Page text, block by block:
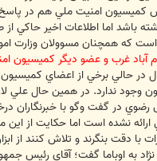
کميسيون امنيت ملي هم در
باشد اما اطلاعات اخير حاکي
است که همچنان مسوولان وزارت
آباد غرب و عضو ديگر کميسيون
در حالي برخي از اعضاي کميسيون
ندارد. در همين حال علي
در گفت وگو با خبرنگاران
نشده است اما حکايت از
با دقت بنگرند و تلاش کنند از
اوباما گفت؛ آقاي رئيس